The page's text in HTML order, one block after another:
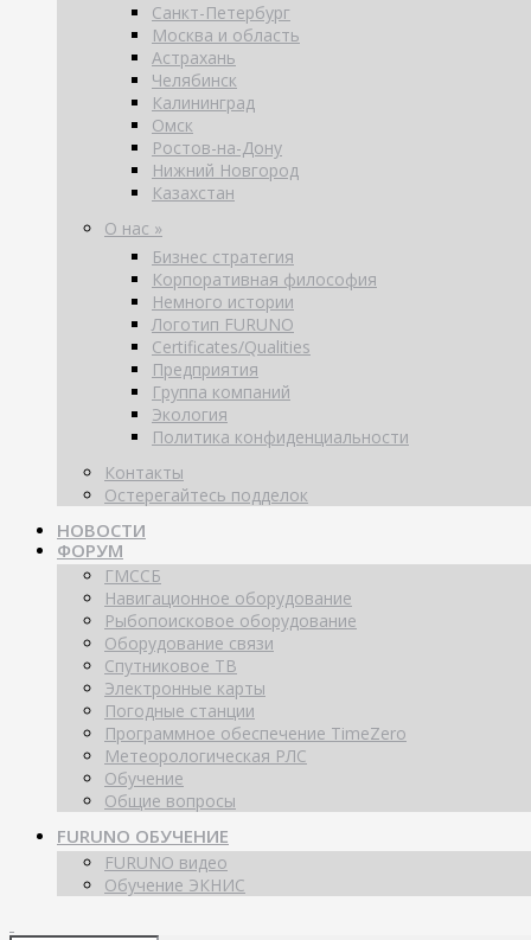
Санкт-Петербург
Москва и область
Астрахань
Челябинск
Калининград
Омск
Ростов-на-Дону
Нижний Новгород
Казахстан
О нас »
Бизнес стратегия
Корпоративная философия
Немного истории
Логотип FURUNO
Certificates/Qualities
Предприятия
Группа компаний
Экология
Политика конфиденциальности
Контакты
Остерегайтесь подделок
НОВОСТИ
ФОРУМ
ГМССБ
Навигационное оборудование
Рыбопоисковое оборудование
Оборудование связи
Спутниковое ТВ
Электронные карты
Погодные станции
Программное обеспечение TimeZero
Метеорологическая РЛС
Обучение
Общие вопросы
FURUNO ОБУЧЕНИЕ
FURUNO видео
Обучение ЭКНИС